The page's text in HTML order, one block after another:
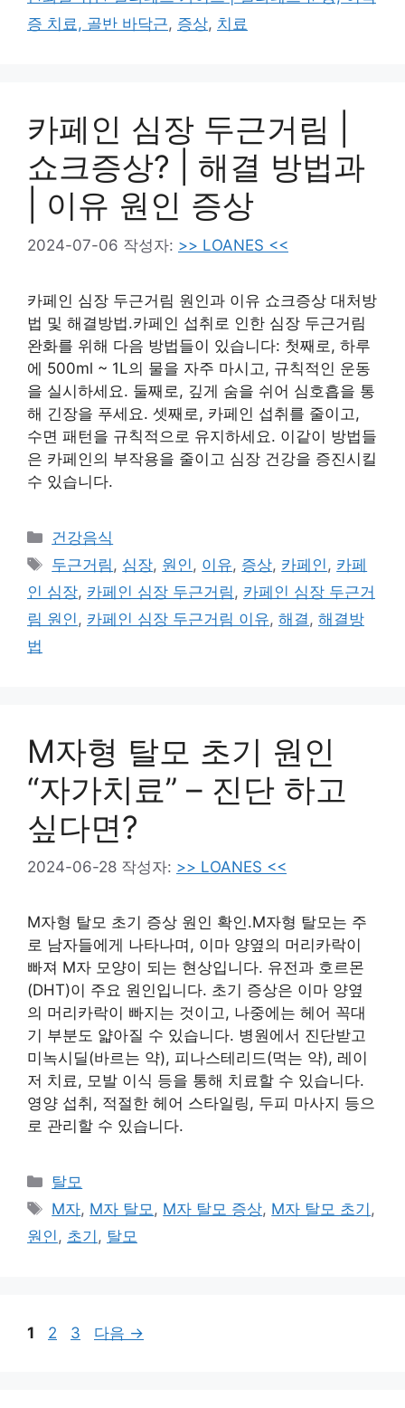
리
증 치료, 골반 바닥근, 증상, 치료
카페인 심장 두근거림 |
쇼크증상? | 해결 방법과
| 이유 원인 증상
2024-07-06 작성자: >> LOANES <<
카페인 심장 두근거림 원인과 이유 쇼크증상 대처방
법 및 해결방법.카페인 섭취로 인한 심장 두근거림
완화를 위해 다음 방법들이 있습니다: 첫째로, 하루
에 500ml ~ 1L의 물을 자주 마시고, 규칙적인 운동
을 실시하세요. 둘째로, 깊게 숨을 쉬어 심호흡을 통
해 긴장을 푸세요. 셋째로, 카페인 섭취를 줄이고,
수면 패턴을 규칙적으로 유지하세요. 이같이 방법들
은 카페인의 부작용을 줄이고 심장 건강을 증진시킬
수 있습니다.
카
테
고
리
건강음식
태
그
두근거림 , 심장, 원인 , 이유, 증상, 카페인 , 카페
인 심장, 카페인 심장 두근거림 , 카페인 심장 두근거
림 원인 , 카페인 심장 두근거림 이유, 해결 , 해결방
법
M자형 탈모 초기 원인
“자가치료” – 진단 하고
싶다면?
2024-06-28 작성자: >> LOANES <<
M자형 탈모 초기 증상 원인 확인.M자형 탈모는 주
로 남자들에게 나타나며, 이마 양옆의 머리카락이
빠져 M자 모양이 되는 현상입니다. 유전과 호르몬
(DHT)이 주요 원인입니다. 초기 증상은 이마 양옆
의 머리카락이 빠지는 것이고, 나중에는 헤어 꼭대
기 부분도 얇아질 수 있습니다. 병원에서 진단받고
미녹시딜(바르는 약), 피나스테리드(먹는 약), 레이
저 치료, 모발 이식 등을 통해 치료할 수 있습니다.
영양 섭취, 적절한 헤어 스타일링, 두피 마사지 등으
로 관리할 수 있습니다.
카
테
리
탈모
태
그
M자, M자 탈모, M자 탈모 증상, M자 탈모 초기 ,
원인, 초기 , 탈모
페
1
페
2
페
3 다음 →